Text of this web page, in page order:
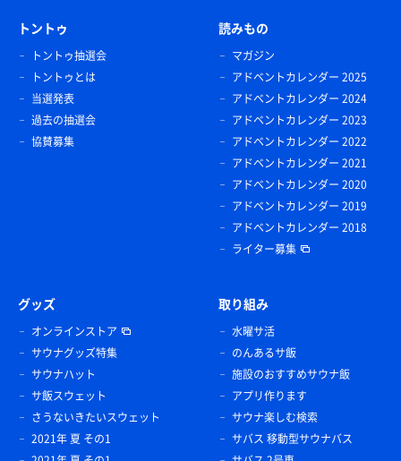
トントゥ
トントゥ抽選会
トントゥとは
当選発表
過去の抽選会
協賛募集
読みもの
マガジン
アドベントカレンダー 2025
アドベントカレンダー 2024
アドベントカレンダー 2023
アドベントカレンダー 2022
アドベントカレンダー 2021
アドベントカレンダー 2020
アドベントカレンダー 2019
アドベントカレンダー 2018
ライター募集
グッズ
オンラインストア
サウナグッズ特集
サウナハット
サ飯スウェット
さうないきたいスウェット
2021年 夏 その1
取り組み
水曜サ活
のんあるサ飯
施設のおすすめサウナ飯
アプリ作ります
サウナ楽しむ検索
サバス 移動型サウナバス